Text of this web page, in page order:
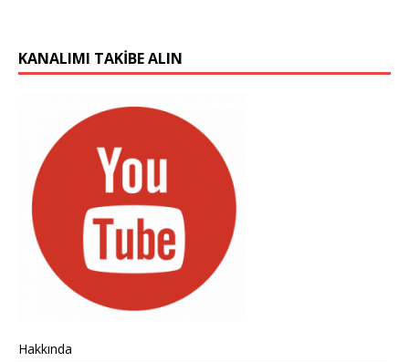
KANALIMI TAKIBE ALIN
Hakkında